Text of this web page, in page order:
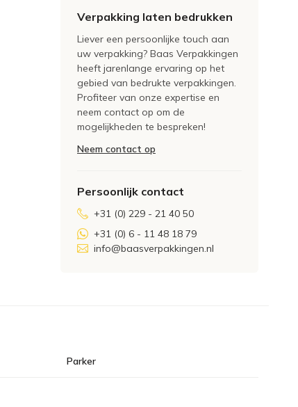
Verpakking laten bedrukken
Liever een persoonlijke touch aan
uw verpakking? Baas Verpakkingen
heeft jarenlange ervaring op het
gebied van bedrukte verpakkingen.
Profiteer van onze expertise en
neem contact op om de
mogelijkheden te bespreken!
Neem contact op
Persoonlijk contact
+31 (0) 229 - 21 40 50
+31 (0) 6 - 11 48 18 79
info@baasverpakkingen.nl
Parker